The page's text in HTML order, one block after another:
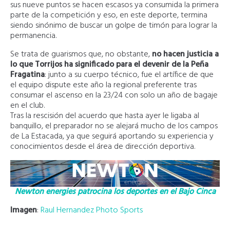
sus nueve puntos se hacen escasos ya consumida la primera
parte de la competición y eso, en este deporte, termina
siendo sinónimo de buscar un golpe de timón para lograr la
permanencia.
Se trata de guarismos que, no obstante,no hacen justicia a
lo que Torrijos ha significado para el devenir de la Peña
Fragatina: junto a su cuerpo técnico, fue el artífice de que
el equipo dispute este año la regional preferente tras
consumar el ascenso en la 23/24 con solo un año de bagaje
en el club.
Tras la rescisión del acuerdo que hasta ayer le ligaba al
banquillo, el preparador no se alejará mucho de los campos
de La Estacada, ya que seguirá aportando su experiencia y
conocimientos desde el área de dirección deportiva.
Newton energies patrocina los deportes en el Bajo Cinca
Imagen:Raul Hernandez Photo Sports